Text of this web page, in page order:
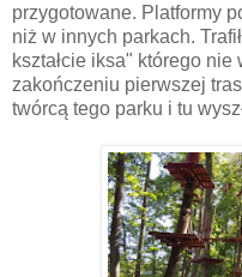
przygotowane. Platformy
niż w innych parkach.
kształcie iksa" którego nie
zakończeniu pierwszej
twórcą tego parku i tu